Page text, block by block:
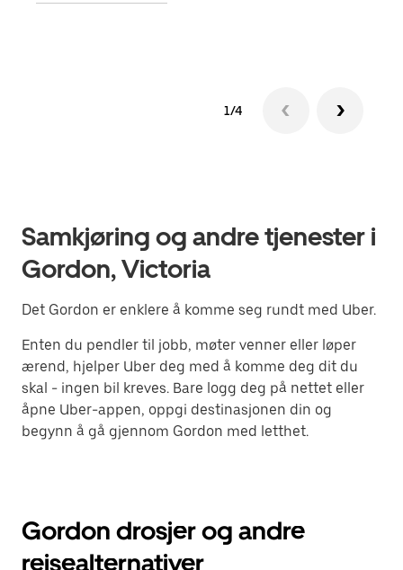
1/4
Samkjøring og andre tjenester i
Gordon, Victoria
Det Gordon er enklere å komme seg rundt med Uber.
Enten du pendler til jobb, møter venner eller løper
ærend, hjelper Uber deg med å komme deg dit du
skal - ingen bil kreves. Bare logg deg på nettet eller
åpne Uber-appen, oppgi destinasjonen din og
begynn å gå gjennom Gordon med letthet.
Gordon drosjer og andre
reisealternativer